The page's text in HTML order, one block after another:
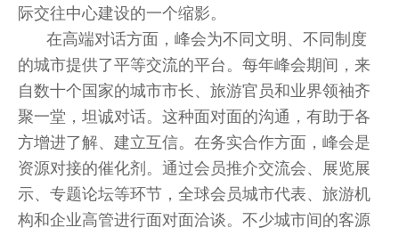
际交往中心建设的一个缩影。
在高端对话方面，峰会为不同文明、不同制度
的城市提供了平等交流的平台。每年峰会期间，来
自数十个国家的城市市长、旅游官员和业界领袖齐
聚一堂，坦诚对话。这种面对面的沟通，有助于各
方增进了解、建立互信。在务实合作方面，峰会是
资源对接的催化剂。通过会员推介交流会、展览展
示、专题论坛等环节，全球会员城市代表、旅游机
构和企业高管进行面对面洽谈。不少城市间的客源